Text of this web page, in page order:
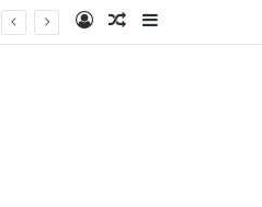
Log InRandom Article
Sidebar